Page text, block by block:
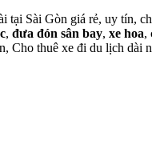
Sài Gòn giá rẻ, uy tín,
, đưa đón sân bay, xe hoa,
Cho thuê xe đi du lịch